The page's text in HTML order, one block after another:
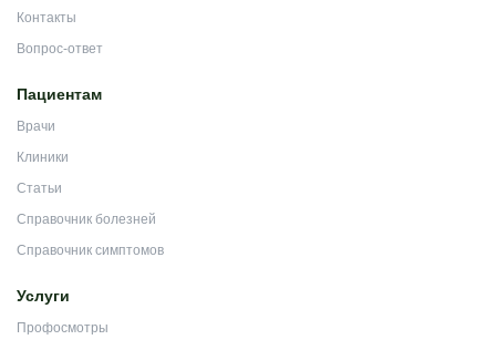
Контакты
Вопрос-ответ
Пациентам
Врачи
Клиники
Статьи
Справочник болезней
Справочник симптомов
Услуги
Профосмотры